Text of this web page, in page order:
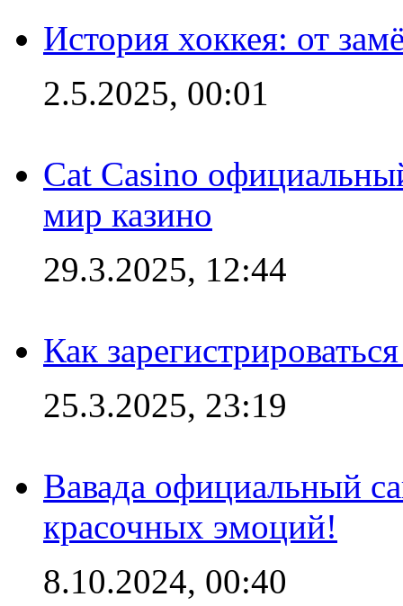
История хоккея: от
2.5.2025, 00:01
Cat Casino
мир казино
29.3.2025, 12:44
Как
25.3.2025, 23:19
Вавада официальный
красочных эмоций!
8.10.2024, 00:40